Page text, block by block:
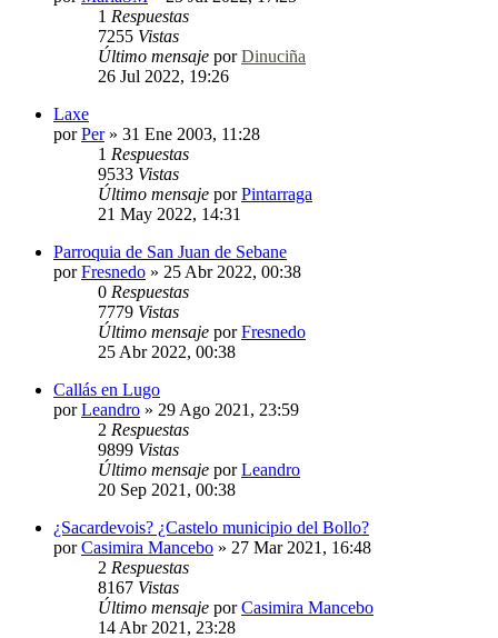
1 Respuestas
7255 Vistas
Último mensaje porDinuciña
26 Jul 2022, 19:26
Laxe
porPer» 31 Ene 2003, 11:28
1 Respuestas
9533 Vistas
Último mensaje porPintarraga
21 May 2022, 14:31
Parroquia de San Juan de Sebane
porFresnedo » 25 Abr 2022, 00:38
0 Respuestas
7779 Vistas
Último mensaje porFresnedo
25 Abr 2022, 00:38
Callás en Lugo
porLeandro » 29 Ago 2021, 23:59
2 Respuestas
9899 Vistas
Último mensaje porLeandro
20 Sep 2021, 00:38
¿Sacardevois? ¿Castelo municipio del Bollo?
porCasimira Mancebo » 27 Mar 2021, 16:48
2 Respuestas
8167 Vistas
Último mensaje porCasimira Mancebo
14 Abr 2021, 23:28